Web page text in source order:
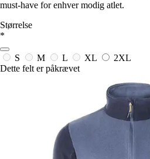
must-have for enhver modig atlet.
Størrelse
*
S M L XL
2XL
Dette felt er påkrævet